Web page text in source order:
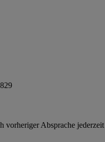
vorheriger Absprache